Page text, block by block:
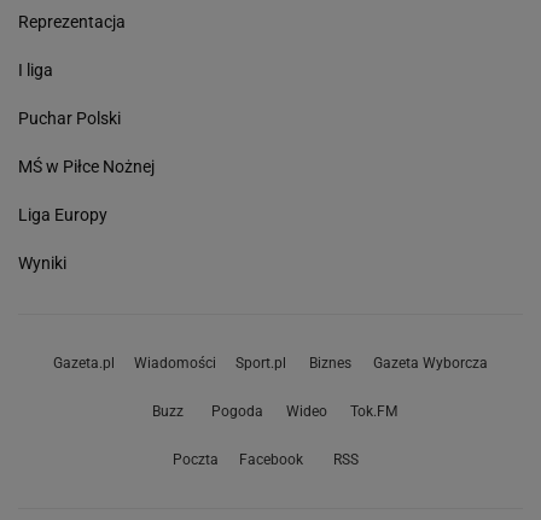
Reprezentacja
I liga
Puchar Polski
MŚ w Piłce Nożnej
Liga Europy
Wyniki
Gazeta.pl Wiadomości Sport.pl Biznes Gazeta Wyborcza
Buzz Pogoda Wideo Tok.FM
Poczta Facebook RSS